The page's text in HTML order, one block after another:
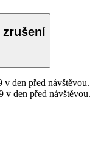
zrušení
v den před návštěvou.
v den před návštěvou.